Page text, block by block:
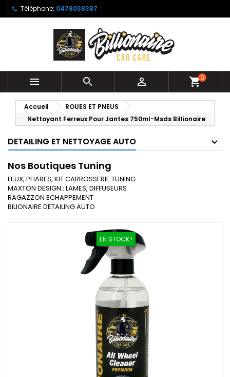
Téléphone: 0478038387
   shopping_cart0
Accueil
ROUES ET PNEUS
Nettoyant Ferreux Pour Jantes 750ml-Msds Billionaire
DETAILING ET NETTOYAGE AUTO
Nos Boutiques Tuning
FEUX, PHARES, KIT CARROSSERIE TUNING
MAXTON DESIGN : LAMES, DIFFUSEURS
RAGAZZON ECHAPPEMENT
BILIONAIRE DETAILING AUTO
EN STOCK !